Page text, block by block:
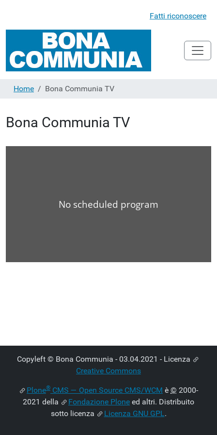
Fatti riconoscere
Home Bona Communia TV
Bona Communia TV
Copyleft © Bona Communia - 03.04.2021 - Licenza
Creative Commons
Plone® CMS — Open Source CMS/WCM è © 2000-
2021 della
Fondazione Plone ed altri. Distribuito
sotto licenza
Licenza GNU GPL.